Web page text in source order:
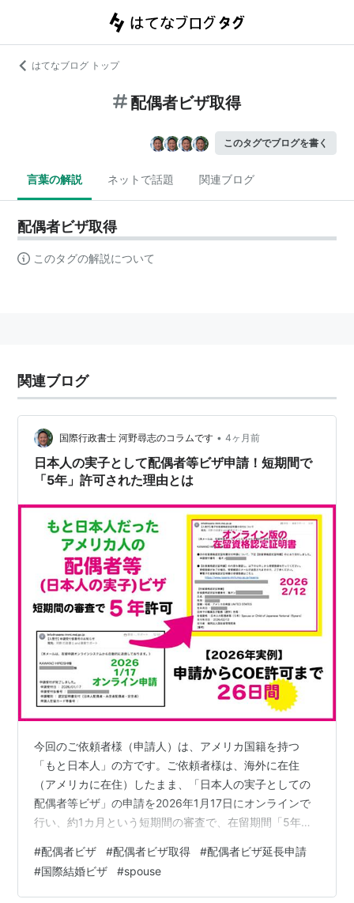
はてなブログ トップ
配偶者ビザ取得
このタグでブログを書く
言葉の解説 ネットで話題 関連ブログ
配偶者ビザ取得
このタグの解説について
関連ブログ
国際行政書士 河野尋志のコラムです • 4ヶ月前
日本人の実子として配偶者等ビザ申請！短期間で
「5年」許可された理由とは
今回のご依頼者様（申請人）は、アメリカ国籍を持つ
「もと日本人」の方です。ご依頼者様は、海外に在住
（アメリカに在住）したまま、「日本人の実子としての
配偶者等ビザ」の申請を2026年1月17日にオンラインで
行い、約1カ月という短期間の審査で、在留期間「5年」
いて解説します。（あくまで弊所の経験に基づく解説で
す）短期間の審査で5年許可された理由は、結論、必要な
書類を不足なく用意し、説明するべき内容やアピールし
#配偶者ビザ #配偶者ビザ取得 #配偶者ビザ延長申請
#国際結婚ビザ #spouse